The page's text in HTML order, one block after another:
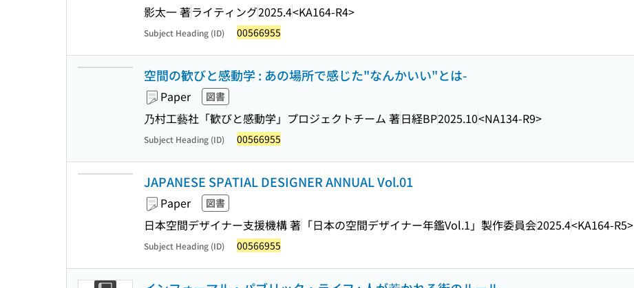
影太一 著ライティング2025.4<KA164-R4>
Subject Heading (ID) 00566955
空間の歓びと感動学 : あの場所で感じた"なんかいい"とは-
Paper 図書
乃村工藝社「歓びと感動学」プロジェクトチーム 著日経BP2025.10<NA134-R9>
Subject Heading (ID) 00566955
JAPANESE SPATIAL DESIGNER ANNUAL Vol.01
Paper 図書
日本空間デザイナー支援機構 著 「日本の空間デザイナー年鑑Vol.1」製作委員会2025.4<KA164-R5>
Subject Heading (ID) 00566955